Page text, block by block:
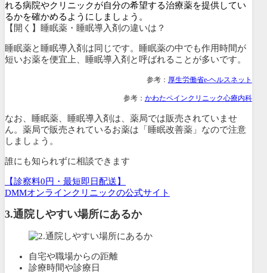
れる病院やクリニックが自分の希望する治療薬を提供してい
るかを確かめるようにしましょう。
【開く】睡眠薬・睡眠導入剤の違いは？
睡眠薬と睡眠導入剤は同じです。睡眠薬の中でも作用時間が
短いお薬を便宜上、睡眠導入剤と呼ばれることが多いです。
参考： 厚生労働省e-ヘルスネット
参考： かわたペインクリニック心療内科
なお、睡眠薬、睡眠導入剤は、薬局では販売されていませ
ん。薬局で販売されているお薬は「睡眠改善薬」なので注意
しましょう。
誰にも知られずに相談できます
【診察料0円・最短即日配送】
DMMオンラインクリニックの公式サイト
3.通院しやすい場所にあるか
自宅や職場からの距離
診療時間や診療日